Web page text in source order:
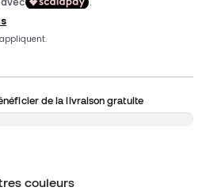
de la livraison gratuite
couleurs